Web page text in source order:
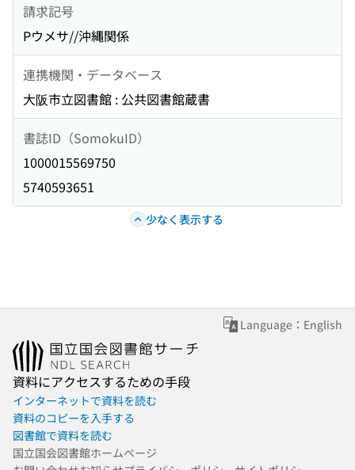
請求記号
Pウメサ//沖縄関係
連携機関・データベース
大阪市立図書館 : 公共図書館蔵書
書誌ID（SomokuID）
1000015569750
5740593651
少なく表示する
Language：English
資料にアクセスするための手段
インターネットで資料を読む
資料のコピーを入手する
図書館で資料を読む
国立国会図書館ホームページ